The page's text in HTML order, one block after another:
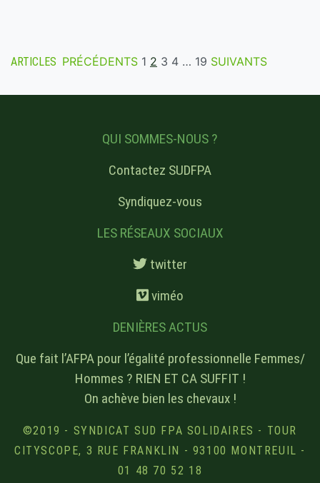
ARTICLES PRÉCÉDENTS 1 2 3 4 … 19 SUIVANTS
QUI SOMMES-NOUS ?
Contactez SUDFPA
Syndiquez-vous
LES RÉSEAUX SOCIAUX
twitter
viméo
DENIÈRES ACTUS
Que fait l’AFPA pour l’égalité professionnelle Femmes/
Hommes ? RIEN ET CA SUFFIT !
On achève bien les chevaux !
©2019 - SYNDICAT SUD FPA SOLIDAIRES - TOUR
CITYSCOPE, 3 RUE FRANKLIN - 93100 MONTREUIL -
01 48 70 52 18